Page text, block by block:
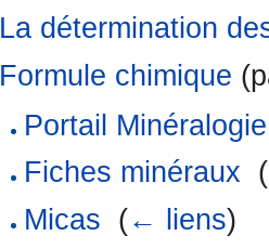
La détermination
Formule chimique
Portail Minéralogie
Fiches minéraux (
Micas (← liens)